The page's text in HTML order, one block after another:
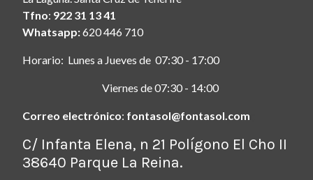
Tfno: 922 31 13 41
Whatsapp:620 446 710
Horario: Lunes a Jueves de 07:30 - 17:00
Viernes de 07:30 - 14:00
Correo electrónico: fontasol@fontasol.com
C/ Infanta Elena, n 21 Polígono El Cho II
38640 Parque La Reina.